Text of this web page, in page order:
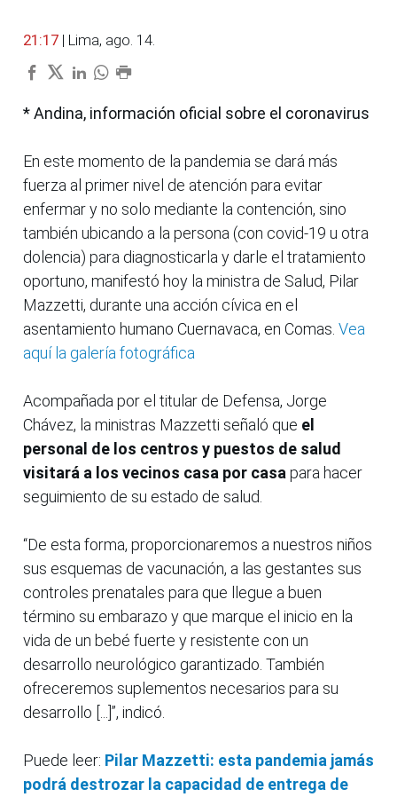
21:17 | Lima, ago. 14.
* Andina, información oficial sobre el coronavirus
En este momento de la pandemia se dará más
fuerza al primer nivel de atención para evitar
enfermar y no solo mediante la contención, sino
también ubicando a la persona (con covid-19 u otra
dolencia) para diagnosticarla y darle el tratamiento
oportuno, manifestó hoy la ministra de Salud, Pilar
Mazzetti, durante una acción cívica en el
asentamiento humano Cuernavaca, en Comas. Vea
aquí la galería fotográfica
Acompañada por el titular de Defensa, Jorge
Chávez, la ministras Mazzetti señaló que el
personal de los centros y puestos de salud
visitará a los vecinos casa por casa para hacer
seguimiento de su estado de salud.
“De esta forma, proporcionaremos a nuestros niños
sus esquemas de vacunación, a las gestantes sus
controles prenatales para que llegue a buen
término su embarazo y que marque el inicio en la
vida de un bebé fuerte y resistente con un
desarrollo neurológico garantizado. También
ofreceremos suplementos necesarios para su
desarrollo [...]”, indicó.
Puede leer: Pilar Mazzetti: esta pandemia jamás
podrá destrozar la capacidad de entrega de